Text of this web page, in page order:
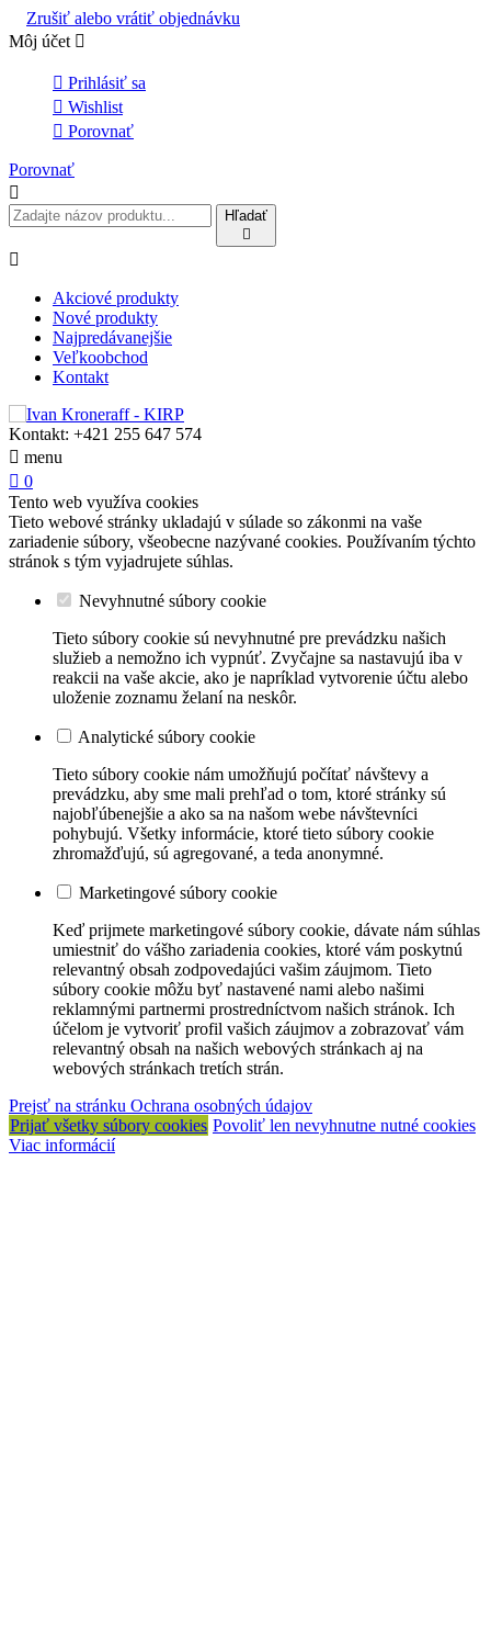
Zrušiť alebo vrátiť objednávku
Môj účet 
 Prihlásiť sa
 Wishlist
 Porovnať
Porovnať

Hľadať


Akciové produkty
Nové produkty
Najpredávanejšie
Veľkoobchod
Kontakt
Kontakt: +421 255 647 574
 menu
 0
Tento web využíva cookies
Tieto webové stránky ukladajú v súlade so zákonmi na vaše
zariadenie súbory, všeobecne nazývané cookies. Používaním týchto
stránok s tým vyjadrujete súhlas.
Nevyhnutné súbory cookie
Tieto súbory cookie sú nevyhnutné pre prevádzku našich
služieb a nemožno ich vypnúť. Zvyčajne sa nastavujú iba v
reakcii na vaše akcie, ako je napríklad vytvorenie účtu alebo
uloženie zoznamu želaní na neskôr.
Analytické súbory cookie
Tieto súbory cookie nám umožňujú počítať návštevy a
prevádzku, aby sme mali prehľad o tom, ktoré stránky sú
najobľúbenejšie a ako sa na našom webe návštevníci
pohybujú. Všetky informácie, ktoré tieto súbory cookie
zhromažďujú, sú agregované, a teda anonymné.
Marketingové súbory cookie
Keď prijmete marketingové súbory cookie, dávate nám súhlas
umiestniť do vášho zariadenia cookies, ktoré vám poskytnú
relevantný obsah zodpovedajúci vašim záujmom. Tieto
súbory cookie môžu byť nastavené nami alebo našimi
reklamnými partnermi prostredníctvom našich stránok. Ich
účelom je vytvoriť profil vašich záujmov a zobrazovať vám
relevantný obsah na našich webových stránkach aj na
webových stránkach tretích strán.
Prejsť na stránku Ochrana osobných údajov
Prijať všetky súbory cookies Povoliť len nevyhnutne nutné cookies
Viac informácií